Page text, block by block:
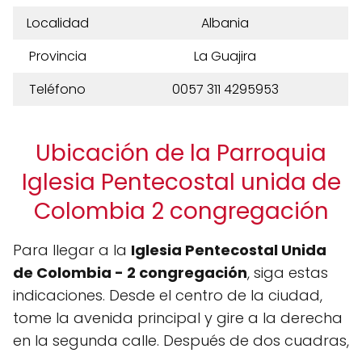
Localidad
Albania
Provincia
La Guajira
Teléfono
0057 311 4295953
Ubicación de la Parroquia
Iglesia Pentecostal unida de
Colombia 2 congregación
Para llegar a la Iglesia Pentecostal Unida
de Colombia - 2 congregación, siga estas
indicaciones. Desde el centro de la ciudad,
tome la avenida principal y gire a la derecha
en la segunda calle. Después de dos cuadras,